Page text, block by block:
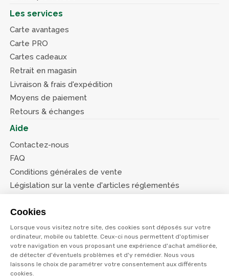
Cookies
Lorsque vous visitez notre site, des cookies sont déposés sur votre
ordinateur, mobile ou tablette. Ceux-ci nous permettent d'optimiser
votre navigation en vous proposant une expérience d'achat améliorée,
de détecter d'éventuels problèmes et d'y remédier. Nous vous
laissons le choix de paramétrer votre consentement aux différents
cookies.
Les services
Carte avantages
Carte PRO
Cartes cadeaux
Retrait en magasin
Livraison & frais d'expédition
Moyens de paiement
Retours & échanges
Aide
Contactez-nous
FAQ
Conditions générales de vente
Législation sur la vente d'articles réglementés
Conditions de nos offres
Suivez-nous